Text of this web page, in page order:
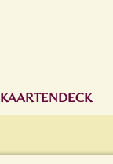
KAARTENDECK